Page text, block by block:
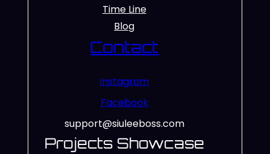
Time Line
Blog
Contact
Instagram
Facebook
support@siuleeboss.com
Projects Showcase